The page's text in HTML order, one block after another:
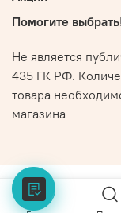
Помогите
Не является
435 ГК РФ.
товара
магазина